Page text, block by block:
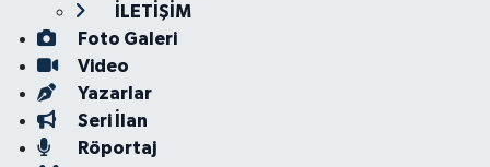
İLETİŞİM
Foto Galeri
Video
Yazarlar
Seri İlan
Röportaj